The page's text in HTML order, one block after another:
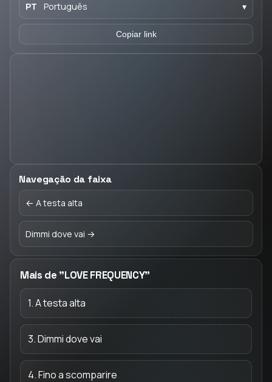
PT Português ▾
Copiar link
Navegação da faixa
← A testa alta
Dimmi dove vai →
Mais de "LOVE FREQUENCY"
1. A testa alta
3. Dimmi dove vai
4. Fino a scomparire